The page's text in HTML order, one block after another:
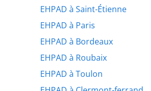
EHPAD à Saint-Étienne
EHPAD à Paris
EHPAD à Bordeaux
EHPAD à Roubaix
EHPAD à Toulon